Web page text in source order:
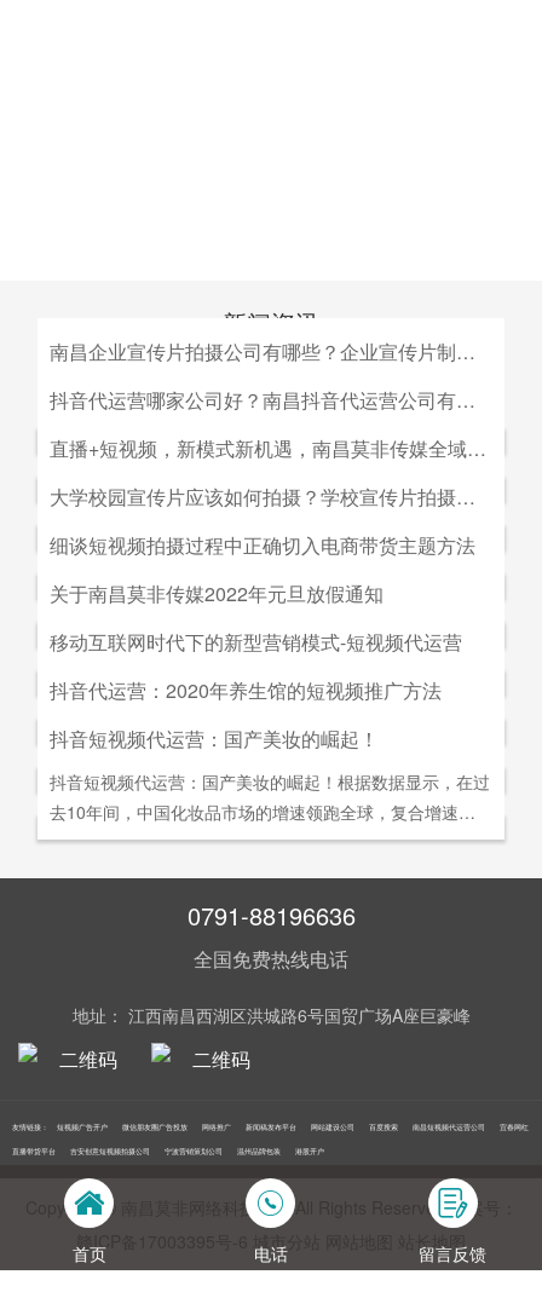
新闻资讯
南昌企业宣传片拍摄公司有哪些？企业宣传片制作公司哪家好
南昌企业宣传片拍摄公司有哪些？企业宣传片制作公司哪家
视宣传的规模，似乎企业宣传片是大企业才做得起的东西。
而事实上，正是因为公司规模小，才需要通过一个企业形象
片的包装，给经销商客户等以信心。
抖音代运营哪家公司好？南昌抖音代运营公司有哪些？
抖音代运营哪家公司好？南昌抖音代运营公司有哪些？抖音
何选择抖音代运营公司呢，首先我们要先了解抖音代运营的
主要工作有哪些，抖音代运营公司会帮助我们做什么，什么
是我们自己做不到的，随着抖音的流行，抖音代运营的发展
前景是非常好的。
直播+短视频，新模式新机遇，南昌莫非传媒全域营销平台全新低成本精准拓客！
直播+短视频，新模式新机遇，南昌莫非传媒全域营销平台
会对市场营销造成深远的影响，引领企业走向下一场变革。
2G时代，消费者实现了通讯的自由；3G时代，视频通话和
移动数据技术的兴起推动了智能手机的发展；到了4G技术
的普及，成为了视频流媒体、移动应用和程序化广告发展的
信息的接收已经从图文时代转向了视听时代，而营销方式也
从单一的PC搜索引擎向多媒体、多领域转移，短视频、直
大学校园宣传片应该如何拍摄？学校宣传片拍摄出来有哪些作用？
大学校园宣传片应该如何拍摄？学校宣传片拍摄出来有哪些
始陆续的展开，而为了配合更好的招生进行学校文化建设，
都会拍摄一些大学宣传片来吸引更多学生，进而达到校园招
生的目的。那么，大学宣传片如何拍摄呢？有哪些作用？下
面小编就来为大家简单介绍一下。
细谈短视频拍摄过程中正确切入电商带货主题方法
细谈短视频拍摄过程中正确切入电商带货主题方法。短视频
一是创建自己的个人IP品牌,比如李子柒；二是创建代表生
活方式的品牌, 比如“一条”。前者就是基于达人的影响力创
建品牌,以IP名为品牌名,以达人为 品牌背书,这种模式其实更
像粉丝经济。普通用户受短视频内容的吸引 成为达人的粉
丝,进而成为产生实际购买行为的用户。实践证明,只要 IP足
够打动人心,他们就能爆发出巨大的影响力。以李子柒为例,
李子柒凭借短视频积累了千万粉丝,后在淘宝平台开设店铺,
关于南昌莫非传媒2022年元旦放假通知
关于南昌莫非传媒2022年元旦放假通知.元旦：1月1日（星
月4日（星期二）上班。在此期间，如果您有需要我们提供
服务的地方可直接在网站留言板块进行留言，上班后，我们
会及时回复；如有紧急事项可拨打0791-88196636进行咨
询。
移动互联网时代下的新型营销模式-短视频代运营
移动互联网时代下的新型营销模式-短视频代运营。创意营
的含义发生了新的变化，是以创意表达的内容为连接的、以
社交分享和算法匹配为，主要传播信道的用户参与共创的新
型整合营销模式。
抖音代运营：2020年养生馆的短视频推广方法
抖音代运营：2020年养生馆的短视频推广方法.南昌莫非文
告及网络营销领域的公司，是国内领先的一站式全网营销推
广创新型服务平台。主营：蓝V认证，抖音，快手短视频代
理，搜索引擎营销，关键词优化，网站建设，SEO网站优
化，SEM竞价优化，小程序制作，网络推广，网络营销，
设计，LOGO设计，口碑优化，品牌形象设计，获客推广，
网站定制，APP开发，软件制作，网络公关，网站推广，海
告等等业务！在江西更多人选择南昌莫非传媒！
抖音短视频代运营：国产美妆的崛起！
抖音短视频代运营：国产美妆的崛起！根据数据显示，在过
去10年间，中国化妆品市场的增速领跑全球，复合增速达9.
5%。庞大的市场让国产美妆迅速崛起，其中，完美日记一
0791-88196636
全国免费热线电话
地址： 江西南昌西湖区洪城路6号国贸广场A座巨豪峰
友情链接： 短视频广告开户 微信朋友圈广告投放 网络推广 新闻稿发布平台 网站建设公司 百度搜索 南昌短视频代运营公司 宜春网红
直播带货平台 吉安创意短视频拍摄公司 宁波营销策划公司 温州品牌包装 港股开户
Copyright © 南昌莫非网络科技公司 All Rights Reserved 备案号：
赣ICP备17003395号‍-6
城市分站 站长地图
首页 电话 留言反馈